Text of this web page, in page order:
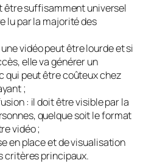
être suffisamment universel
lu par la majorité des
vidéo peut être lourde et si
elle va générer un
qui peut être coûteux chez
;
: il doit être visible par la
quelque soit le format
vidéo ;
en place et de visualisation
critères principaux.